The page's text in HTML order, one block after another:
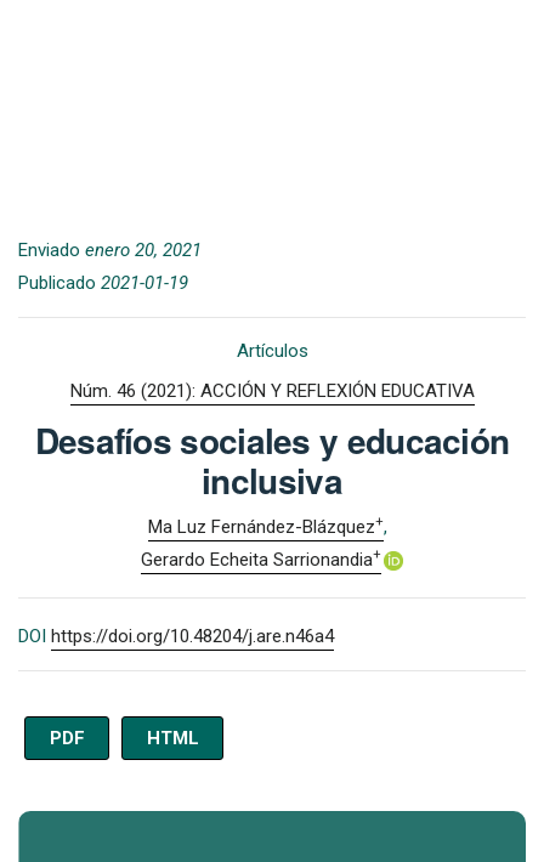
Enviado enero 20, 2021
Publicado 2021-01-19
Artículos
Núm. 46 (2021): ACCIÓN Y REFLEXIÓN EDUCATIVA
Desafíos sociales y educación
inclusiva
Ma Luz Fernández-Blázquez+
Gerardo Echeita Sarrionandia+
DOI https://doi.org/10.48204/j.are.n46a4
PDF HTML
Imagen de portada